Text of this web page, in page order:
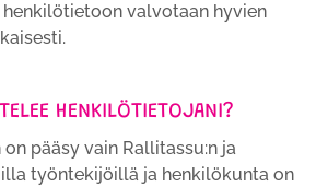
henkilötietoon valvotaan hyvien
HENKILÖTIETOJANI?
pääsy vain Rallitassu:n ja
työntekijöillä ja henkilökunta on